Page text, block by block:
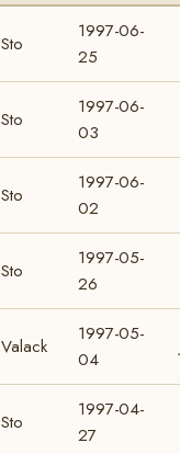
Sto
1997-06-
25
Sto
1997-06-
03
Sto
1997-06-
02
Sto
1997-05-
26
Valack
1997-05-
04
Sto
1997-04-
27